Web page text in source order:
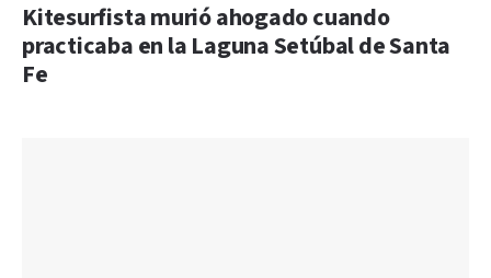
Kitesurfista murió ahogado cuando
practicaba en la Laguna Setúbal de Santa
Fe